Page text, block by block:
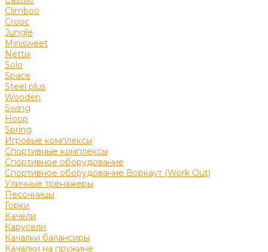
Climboo
Crooc
Jungle
Minisweet
Nettix
Solo
Space
Steel plus
Wooden
Swing
Hoop
Spring
Игровые комплексы
Спортивные комплексы
Спортивное оборудование
Спортивное оборудование Воркаут (Work Out)
Уличные тренажеры
Песочницы
Горки
Качели
Карусели
Качалки балансиры
Качалки на пружине